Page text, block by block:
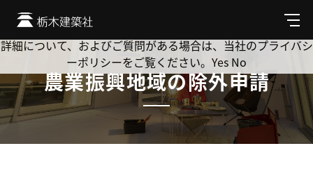
メ
ニ
ュ
農業振興地域の除外申請
Cookie を使用して、お客様の活動を追跡してもよろしいです
か? 当社ではお客様のプライバシーを極めて重視しています。
詳細について、およびご質問がある場合は、当社のプライバシ
ーポリシーをご覧ください。 Yes No